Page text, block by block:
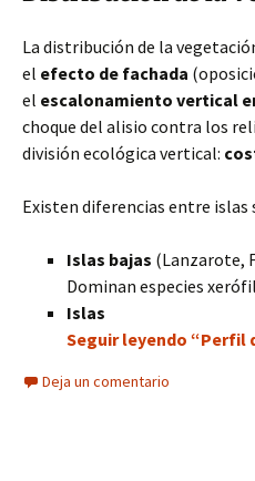
La distribución de la
el efecto de fachada
el escalonamiento vertical
choque del alisio contra los
división ecológica vertical:
Existen diferencias entre islas
Islas bajas (Lanzarote,
Dominan especies
Islas
Seguir leyendo “Perfil
Deja un comentario